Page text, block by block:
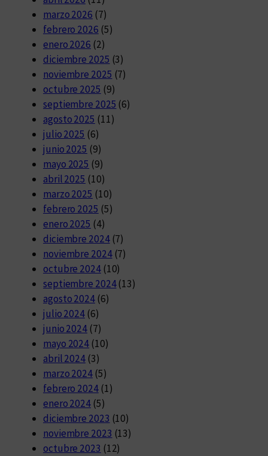
marzo 2026 (7)
febrero 2026 (5)
enero 2026 (2)
diciembre 2025 (3)
noviembre 2025 (7)
octubre 2025 (9)
septiembre 2025 (6)
agosto 2025 (11)
julio 2025 (6)
junio 2025 (9)
mayo 2025 (9)
abril 2025 (10)
marzo 2025 (10)
febrero 2025 (5)
enero 2025 (4)
diciembre 2024(7)
noviembre 2024(7)
octubre 2024(10)
septiembre 2024(13)
agosto 2024(6)
julio 2024 (6)
junio 2024 (7)
mayo 2024 (10)
abril 2024 (3)
marzo 2024 (5)
febrero 2024(1)
enero 2024 (5)
diciembre 2023 (10)
noviembre 2023 (13)
octubre 2023 (12)